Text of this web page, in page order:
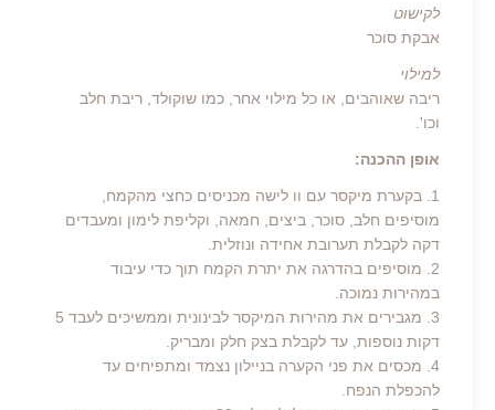
לקישוט
אבקת סוכר
למילוי
ריבה שאוהבים, או כל מילוי אחר, כמו שוקולד, ריבת חלב
וכו'.
אופן ההכנה:
1. בקערת מיקסר עם וו לישה מכניסים כחצי מהקמח,
מוסיפים חלב, סוכר, ביצים, חמאה, וקליפת לימון ומעבדים
דקה לקבלת תערובת אחידה ונוזלית.
2. מוסיפים בהדרגה את יתרת הקמח תוך כדי עיבוד
במהירות נמוכה.
3. מגבירים את מהירות המיקסר לבינונית וממשיכים לעבד 5
דקות נוספות, עד לקבלת בצק חלק ומבריק.
4. מכסים את פני הקערה בניילון נצמד ומתפיחים עד
להכפלת הנפח.